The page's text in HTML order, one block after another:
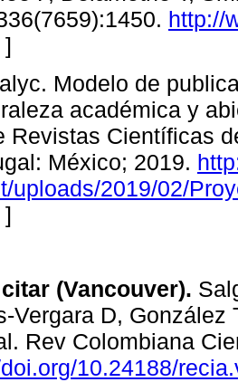
http://
]
Modelo de
académica y
Revistas Científicas
México; 2019.
uploads/2019/02/
]
(Vancouver).
Vergara D,
Rev Colombiana
10.24188/